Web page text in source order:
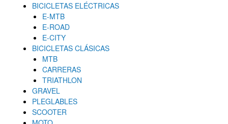
BICICLETAS ELÉCTRICAS
E-MTB
E-ROAD
E-CITY
BICICLETAS CLÁSICAS
MTB
CARRERAS
TRIATHLON
GRAVEL
PLEGLABLES
SCOOTER